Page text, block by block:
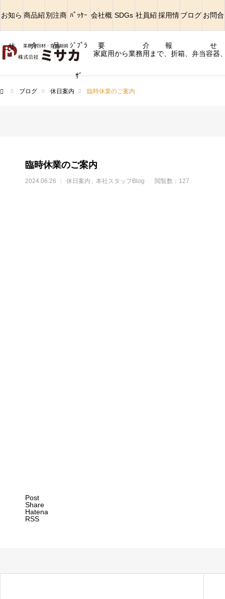
家庭用から業務用まで、折箱、弁当容器
お知ら
せ
商品紹
介
別注商
品
ﾊﾟｯｹｰ
ｼﾞﾌﾟﾗ
ｻﾞ
会社概
要
SDGs 社員紹
介
採用情
報
ブログ お問合
せ
ブログ 休日案内 臨時休業のご案内
臨時休業のご案内
2024.06.26 休日案内 本社スタッフBlog 閲覧数：127
Post
Share
Hatena
RSS